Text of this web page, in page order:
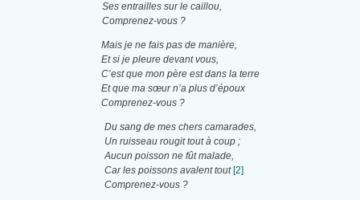
Ses entrailles sur le caillou,
Comprenez-vous ?
Mais je ne fais pas de manière,
Et si je pleure devant vous,
C’est que mon père est dans la terre
Et que ma sœur n’a plus d’époux
Comprenez-vous ?
Du sang de mes chers camarades,
Un ruisseau rougit tout à coup ;
Aucun poisson ne fût malade,
Car les poissons avalent tout [2]
Comprenez-vous ?